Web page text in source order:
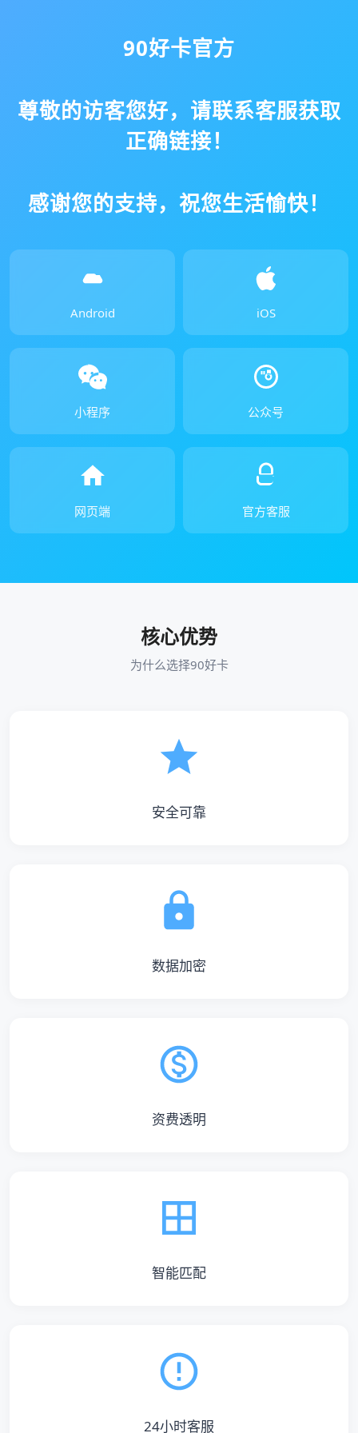
90好卡官方
尊敬的访客您好，请联系客服获取
正确链接！
感谢您的支持，祝您生活愉快！
Android iOS
小程序 公众号
网页端 官方客服
核心优势
为什么选择90好卡
安全可靠
数据加密
资费透明
智能匹配
24小时客服